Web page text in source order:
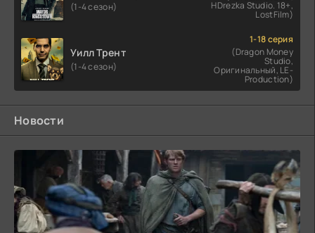
(1-4 сезон) HDrezka Studio. 18+,
LostFilm)
Уилл Трент
(1-4 сезон)
1-18 серия
(Dragon Money
Studio,
Оригинальный, LE-
Production)
Новости